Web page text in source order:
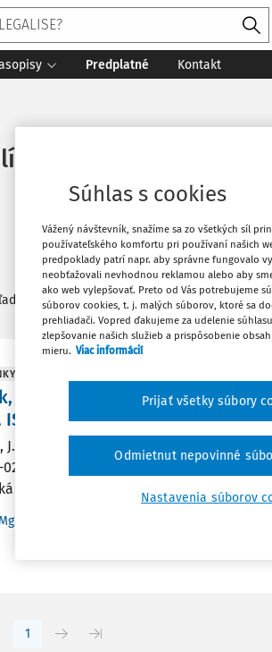
Predplatné Kontakt
PhD.
dokumentov: 1
J., Odporúčané právo.
ISBN: 978-80-8155-022-5
J., Odporúčané právo. Bratislava:
022-5 Mgr. et. Mgr. Natália Ľalíková
škola Napísať recenziu alebo
Mgr. JUDr. Natália Ľalíková PhD.
1
Súhlas s cookies
Vážený návštevník, snažíme sa zo všetkých síl
používateľského komfortu pri používaní našich
predpoklady patrí napr. aby správne fungovalo
neobťažovali nevhodnou reklamou alebo aby
ako web vylepšovať. Preto od Vás potrebujeme
súborov cookies, t. j. malých súborov, ktoré sa
prehliadači. Vopred ďakujeme za udelenie
zlepšovanie našich služieb a prispôsobenie
mieru. Viac informácií
Nastavenia súborov
Odmietnut nepovinné
Prijať všetky súbory